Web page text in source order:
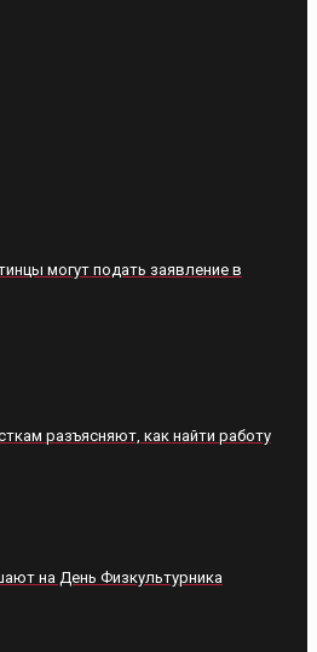
могут подать заявление в
разъясняют, как найти работу
на День Физкультурника